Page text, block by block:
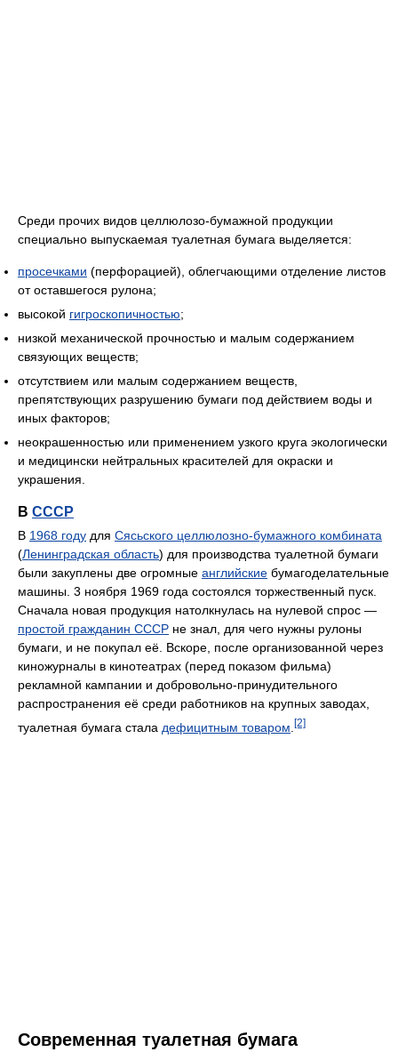
Среди прочих видов целлюлозо-бумажной продукции
специально выпускаемая туалетная бумага выделяется:
просечками (перфорацией), облегчающими отделение листов
от оставшегося рулона;
высокой гигроскопичностью;
низкой механической прочностью и малым содержанием
связующих веществ;
отсутствием или малым содержанием веществ,
препятствующих разрушению бумаги под действием воды и
иных факторов;
неокрашенностью или применением узкого круга экологически
и медицински нейтральных красителей для окраски и
украшения.
В СССР
В 1968 году для Сясьского целлюлозно-бумажного комбината
(Ленинградская область) для производства туалетной бумаги
были закуплены две огромные английские бумагоделательные
машины. 3 ноября 1969 года состоялся торжественный пуск.
Сначала новая продукция натолкнулась на нулевой спрос —
простой гражданин СССР не знал, для чего нужны рулоны
бумаги, и не покупал её. Вскоре, после организованной через
киножурналы в кинотеатрах (перед показом фильма)
рекламной кампании и добровольно-принудительного
распространения её среди работников на крупных заводах,
туалетная бумага стала дефицитным товаром [2]
Современная туалетная бумага